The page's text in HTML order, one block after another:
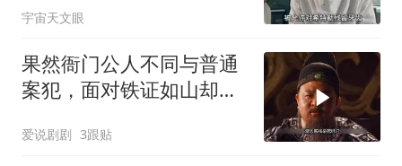
宇宙天文眼
果然衙门公人不同与普通
案犯，面对铁证如山却是
爱说剧剧 3跟贴